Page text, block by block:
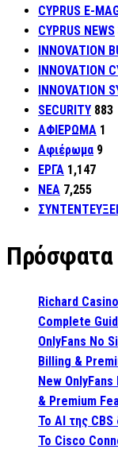
CYPRUS E-
CYPRUS NEWS
INNOVATION
INNOVATION
INNOVATION
SECURITY 883
ΑΦΙΕΡΩΜΑ 1
Αφιέρωμα 9
ΕΡΓΑ 1,147
ΝΕΑ 7,255
Πρόσφατα
Richard
Complete
OnlyFans No
Billing &
New
& Premium
Το AI της CBS
Το Cisco